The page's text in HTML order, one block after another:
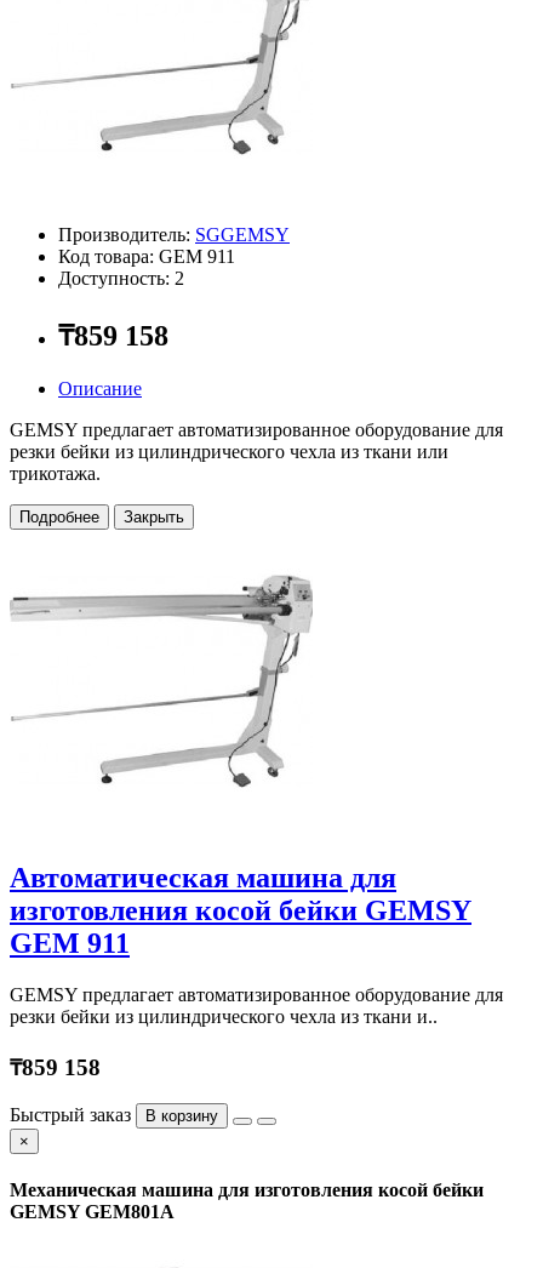
Производитель: SGGEMSY
Код товара: GEM 911
Доступность: 2
₸859 158
Описание
GEMSY предлагает автоматизированное оборудование для
резки бейки из цилиндрического чехла из ткани или
трикотажа.
Подробнее Закрыть
Автоматическая машина для
изготовления косой бейки GEMSY
GEM 911
GEMSY предлагает автоматизированное оборудование для
резки бейки из цилиндрического чехла из ткани и..
₸859 158
Быстрый заказ
В корзину
×
Механическая машина для изготовления косой бейки
GEMSY GEM801A